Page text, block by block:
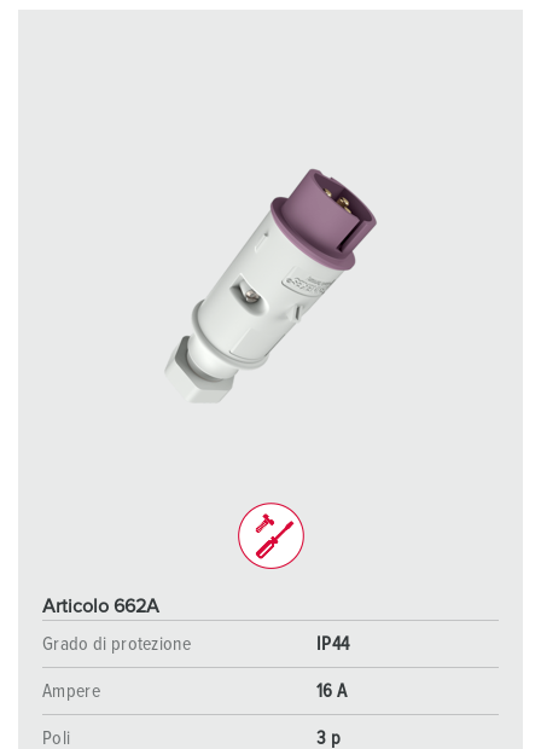
Articolo 662A
Grado di protezione
IP44
Ampere 16 A
Poli 3 p